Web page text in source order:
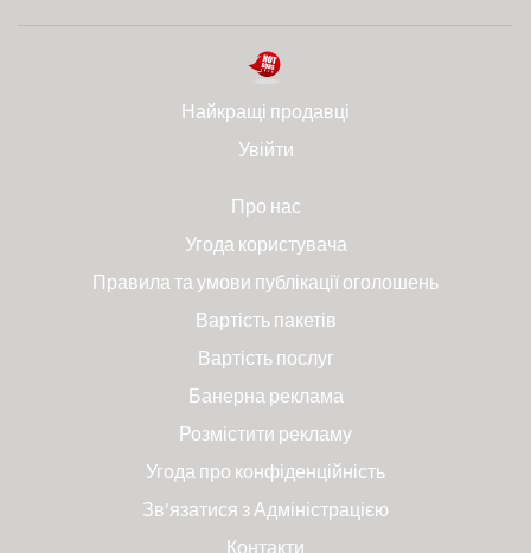
Найкращі продавці
Увійти
Про нас
Угода користувача
Правила та умови публікації оголошень
Вартість пакетів
Вартість послуг
Банерна реклама
Розмістити рекламу
Угода про конфіденційність
Зв'язатися з Адміністрацією
Контакти